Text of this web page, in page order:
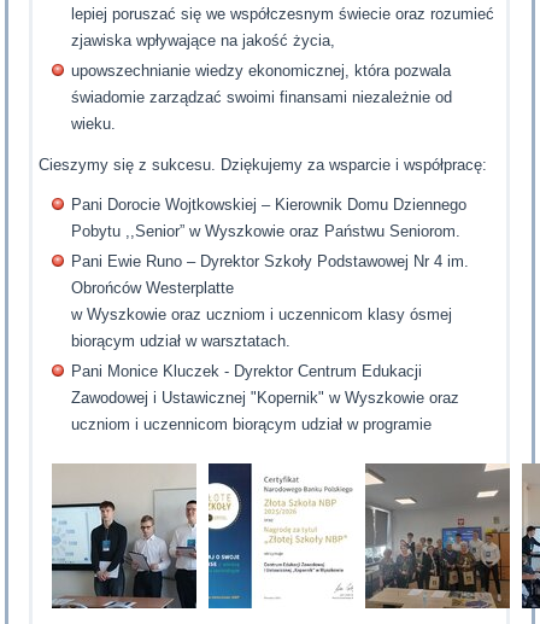
lepiej poruszać się we współczesnym świecie oraz rozumieć
zjawiska wpływające na jakość życia,
upowszechnianie wiedzy ekonomicznej, która pozwala
świadomie zarządzać swoimi finansami niezależnie od
wieku.
Cieszymy się z sukcesu. Dziękujemy za wsparcie i współpracę:
Pani Dorocie Wojtkowskiej – Kierownik Domu Dziennego
Pobytu ,,Senior” w Wyszkowie oraz Państwu Seniorom.
Pani Ewie Runo – Dyrektor Szkoły Podstawowej Nr 4 im.
Obrońców Westerplatte
w Wyszkowie oraz uczniom i uczennicom klasy ósmej
biorącym udział w warsztatach.
Pani Monice Kluczek - Dyrektor Centrum Edukacji
Zawodowej i Ustawicznej "Kopernik" w Wyszkowie oraz
uczniom i uczennicom biorącym udział w programie